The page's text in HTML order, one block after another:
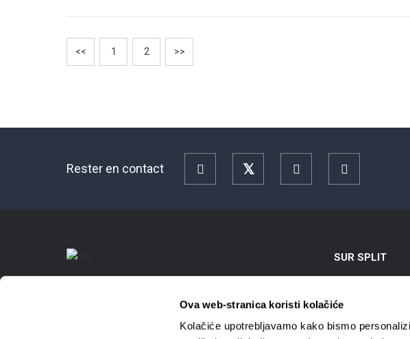
Ova web-stranica koristi kolačiće
Kolačiće upotrebljavamo kako bismo
<< 1 2 >>
Rester en contact FacebookTwitter YouTube
SUR SPLIT
Position
L’Histoire de Split